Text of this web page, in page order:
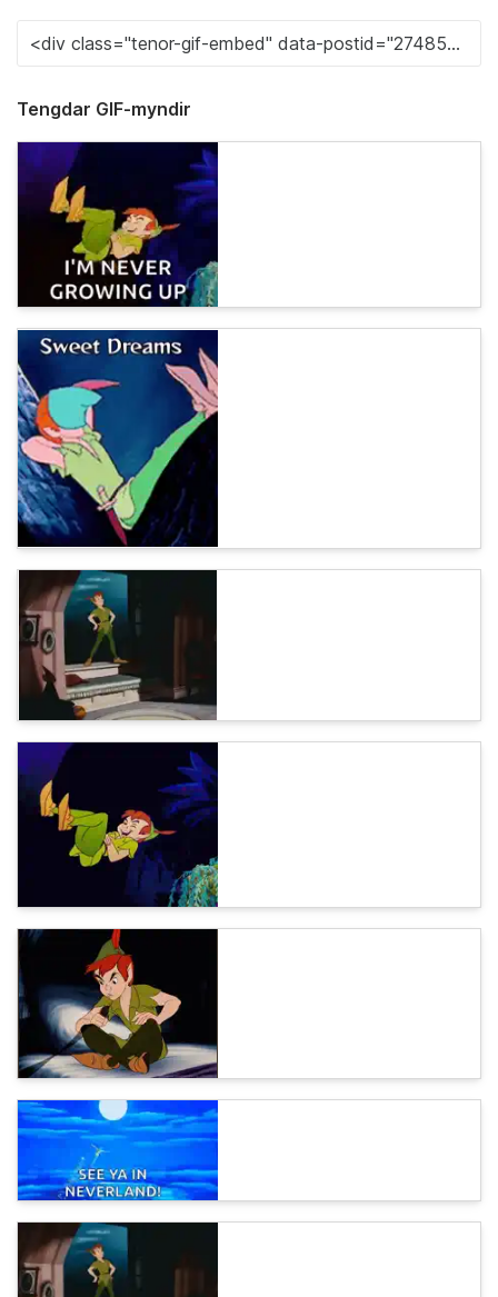
Tengdar GIF-myndir